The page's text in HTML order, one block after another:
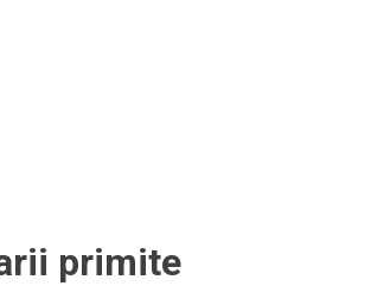
primite